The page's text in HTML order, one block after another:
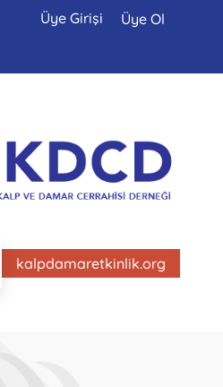
Üye Girişi Üye Ol
kalpdamaretkinlik.org